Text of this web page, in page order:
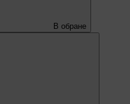
В обране